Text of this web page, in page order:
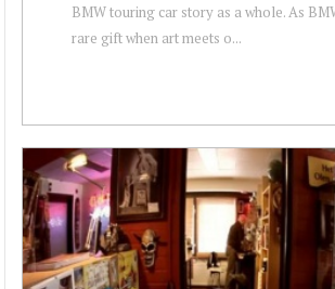
BMW touring car story as a whole. As
rare gift when art meets o...